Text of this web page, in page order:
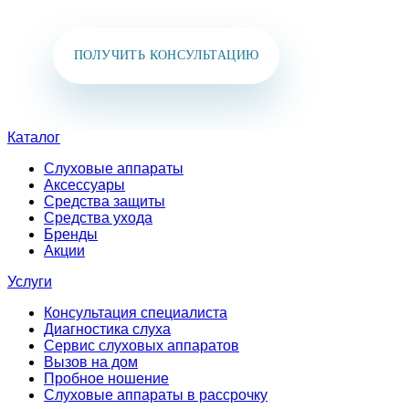
ПОЛУЧИТЬ КОНСУЛЬТАЦИЮ
Каталог
Слуховые аппараты
Аксессуары
Средства защиты
Средства ухода
Бренды
Акции
Услуги
Консультация специалиста
Диагностика слуха
Сервис слуховых аппаратов
Вызов на дом
Пробное ношение
Слуховые аппараты в рассрочку